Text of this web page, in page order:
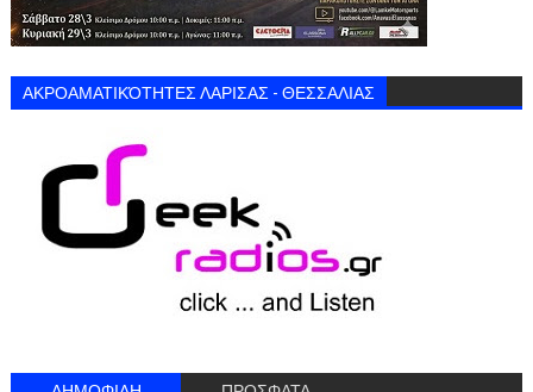
ΑΚΡΟΑΜΑΤΙΚΌΤΗΤΕΣ ΛΑΡΙΣΑΣ - ΘΕΣΣΑΛΙΑΣ